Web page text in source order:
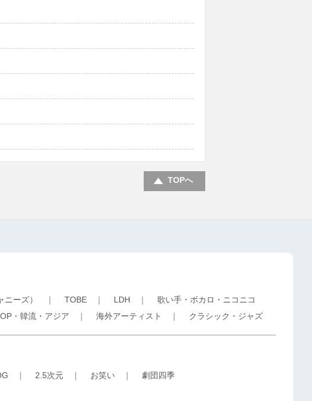
TOPへ
ーズ） ｜ TOBE ｜ LDH ｜ 歌い手・ボカロ・ニコニコ
・韓流・アジア ｜ 海外アーティスト ｜ クラシック・ジャズ
｜ 2.5次元 ｜ お笑い ｜ 劇団四季